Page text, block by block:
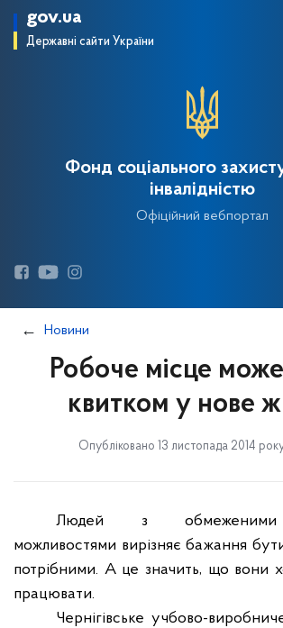
gov.ua
Державні сайти України
Фонд соціального
інвалідністю
Офіційний вебпортал
Новини
Робоче місце може
квитком у нове
Опубліковано 13 листопада 2014
Людей з обмеженими
можливостями вирізняє бажання
потрібними. А це значить, що вони
працювати.
Чернігівське учбово-